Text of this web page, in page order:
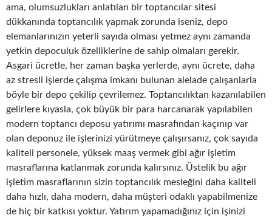
ama, olumsuzlukları anlatılan bir toptancılar sitesi
dükkanında toptancılık yapmak zorunda iseniz, depo
elemanlarınızın yeterli sayıda olması yetmez aynı zamanda
yetkin depoculuk özelliklerine de sahip olmaları gerekir.
Asgari ücretle, her zaman başka yerlerde, aynı ücrete, daha
az stresli işlerde çalışma imkanı bulunan alelade çalışanlarla
böyle bir depo çekilip çevrilemez. Toptancılıktan kazanılabilen
gelirlere kıyasla, çok büyük bir para harcanarak yapılabilen
modern toptancı deposu yatırımı masrafından kaçınıp var
olan deponuz ile işlerinizi yürütmeye çalışırsanız, çok sayıda
kaliteli personele, yüksek maaş vermek gibi ağır işletim
masraflarına katlanmak zorunda kalırsınız. Üstelik bu ağır
işletim masraflarının sizin toptancılık mesleğini daha kaliteli
daha hızlı, daha modern, daha müşteri odaklı yapabilmenize
de hiç bir katkısı yoktur. Yatırım yapamadığınız için işinizi